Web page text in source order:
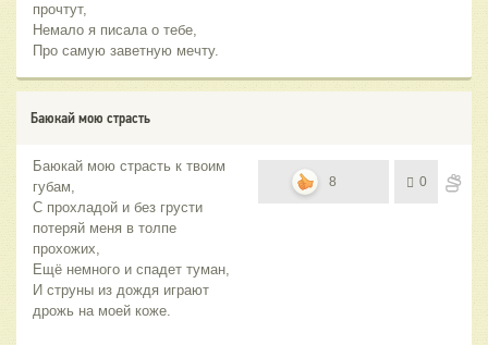
прочтут,
Немало я писала о тебе,
Про самую заветную мечту.
Баюкай мою страсть
Баюкай мою страсть к твоим
губам,
С прохладой и без грусти
потеряй меня в толпе
прохожих,
Ещё немного и спадет туман,
И струны из дождя играют
дрожь на моей коже.
8 0